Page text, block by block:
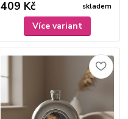
409 Kč skladem
Více variant